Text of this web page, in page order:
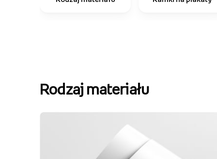
Rodzaj materiału